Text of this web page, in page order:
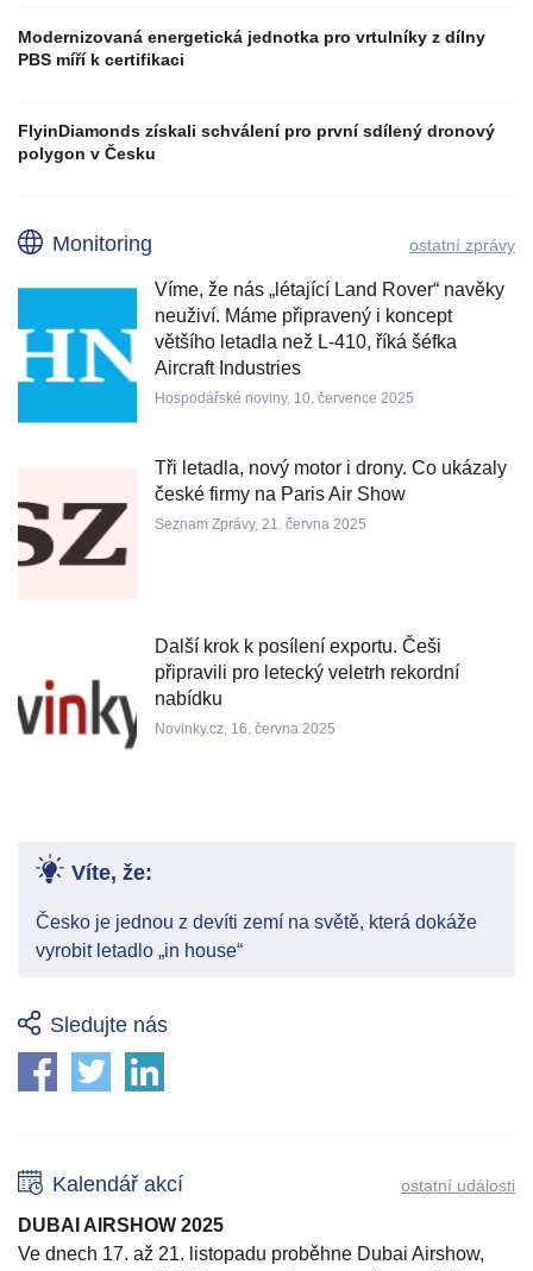
Modernizovaná energetická jednotka pro vrtulníky z dílny
PBS míří k certifikaci
FlyinDiamonds získali schválení pro první sdílený dronový
polygon v Česku
Monitoring ostatní zprávy
Víme, že nás „létající Land Rover“ navěky
neuživí. Máme připravený i koncept
většího letadla než L-410, říká šéfka
Aircraft Industries
Hospodářské noviny, 10. července 2025
Tři letadla, nový motor i drony. Co ukázaly
české firmy na Paris Air Show
Seznam Zprávy, 21. června 2025
Další krok k posílení exportu. Češi
připravili pro letecký veletrh rekordní
nabídku
Novinky.cz, 16. června 2025
Víte, že:
Česko je jednou z devíti zemí na světě, která dokáže
vyrobit letadlo „in house“
Sledujte nás
Kalendář akcí ostatní události
DUBAI AIRSHOW 2025
Ve dnech 17. až 21. listopadu proběhne Dubai Airshow,